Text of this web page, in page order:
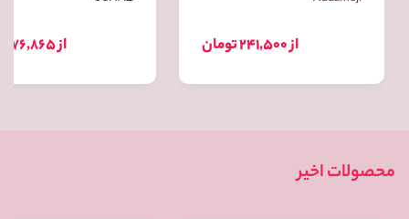
از 241,500 تومان از 76,865 تومان
محصولات اخیر